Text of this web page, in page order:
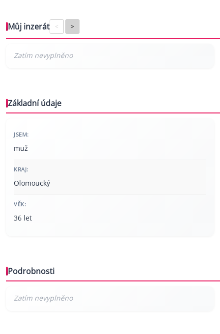
Můj inzerát < >
Základní údaje
JSEM:
muž
KRAJ:
Olomoucký
VĚK:
36 let
Podrobnosti